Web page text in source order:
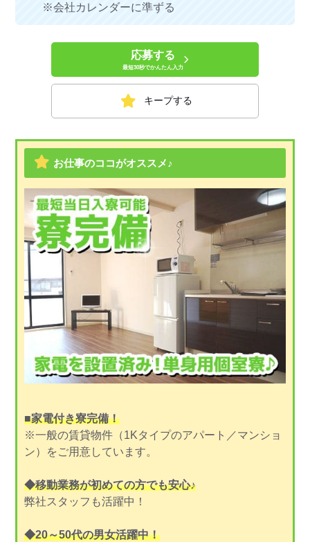
※会社カレンダーに準ずる
応募する
最短30秒でかんたん入力
キープする
お仕事のココがオススメ♪
■家電付き寮完備！
※一般の賃貸物件（1Kタイプのアパート／マンショ
ン）をご用意しています。
◆移動業務が初めての方でも安心♪
弊社スタッフも活躍中！
◆20～50代の男女活躍中！